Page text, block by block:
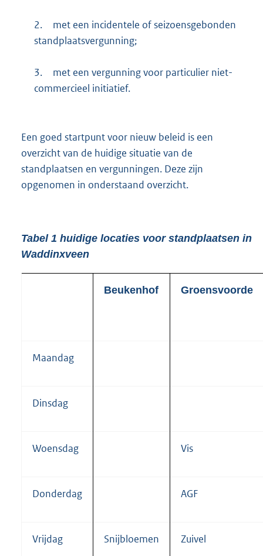
2.
met een incidentele of seizoensgebonden
standplaatsvergunning;
3.
met een vergunning voor particulier niet-
commercieel initiatief.
Een goed startpunt voor nieuw beleid is een
overzicht van de huidige situatie van de
standplaatsen en vergunningen. Deze zijn
opgenomen in onderstaand overzicht.
Tabel 1 huidige locaties voor standplaatsen in
Waddinxveen
Beukenhof Groensvoorde
Maandag
Dinsdag
Woensdag Vis
Donderdag AGF
Vrijdag Snijbloemen Zuivel